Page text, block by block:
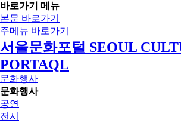
바로가기 메뉴
본문 바로가기
주메뉴 바로가기
서울문화포털 SEOUL
PORTAQL
문화행사
문화행사
공연
전시